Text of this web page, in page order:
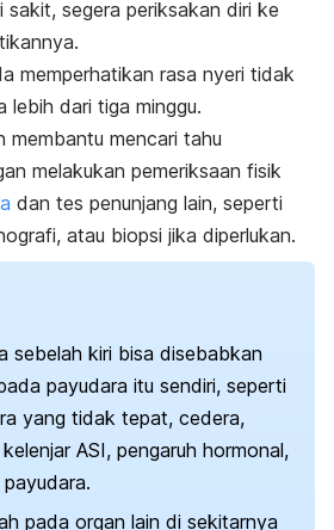
sakit, segera periksakan diri ke
memperhatikan rasa nyeri tidak
lebih dari tiga minggu.
membantu mencari tahu
melakukan pemeriksaan fisik
dan tes penunjang lain, seperti
atau biopsi jika diperlukan.
sebelah kiri bisa disebabkan
payudara itu sendiri, seperti
yang tidak tepat, cedera,
ASI, pengaruh hormonal,
pada organ lain di sekitarnya